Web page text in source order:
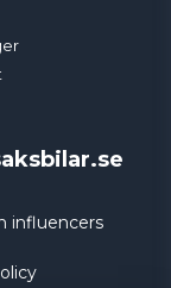
influencers